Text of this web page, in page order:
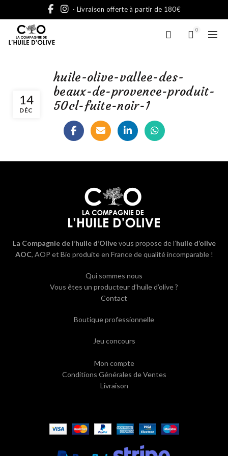
- Livraison offerte à partir de 180€
0
14
DÉC
huile-olive-vallee-des-
beaux-de-provence-produit-
50cl-fuite-noir-1
La Compagnie de l’huile d’Olivevous propose de l’huile d’olive
AOC, AOP et Bio produite en France de qualité incomparable !
Qui sommes nous
Vous êtes un producteur d’huile d’olive ?
Contact
Boutique professionnelle
Jeu concours
Mon compte
Conditions Générales de Ventes
Livraison